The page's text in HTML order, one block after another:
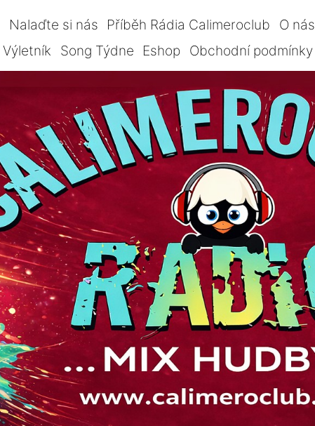
Nalaďte si nás Příběh Rádia Calimeroclub O nás
Výletník Song Týdne Eshop Obchodní podmínky